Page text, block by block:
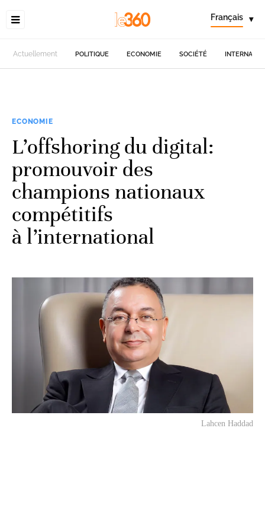
Français ▾
Actuellement POLITIQUE ECONOMIE SOCIÉTÉ
ECONOMIE
L’offshoring du digital:
promouvoir des
champions nationaux
compétitifs
à l’international
Lahcen Haddad